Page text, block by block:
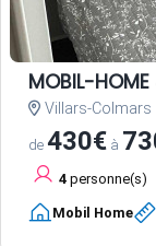
MOBIL-
Villars-Colmars
de430€ à
4 personne(s)
Mobil Home